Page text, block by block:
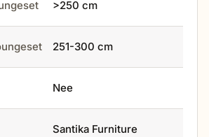
>250 cm
251-300 cm
Nee
Santika Furniture